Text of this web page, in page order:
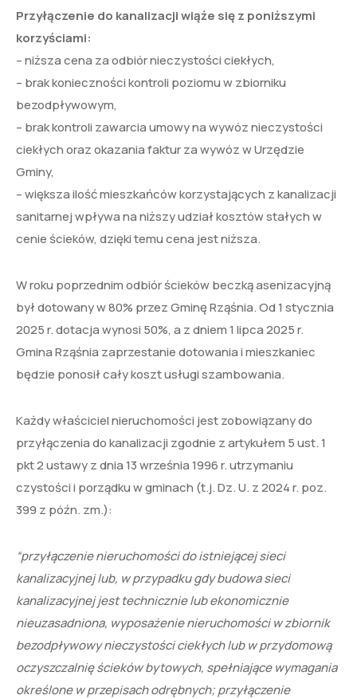
Przyłączenie do kanalizacji wiąże się z poniższymi
korzyściami:
– niższa cena za odbiór nieczystości ciekłych,
– brak konieczności kontroli poziomu w zbiorniku
bezodpływowym,
– brak kontroli zawarcia umowy na wywóz nieczystości
ciekłych oraz okazania faktur za wywóz w Urzędzie
Gminy,
– większa ilość mieszkańców korzystających z kanalizacji
sanitarnej wpływa na niższy udział kosztów stałych w
cenie ścieków, dzięki temu cena jest niższa.
W roku poprzednim odbiór ścieków beczką asenizacyjną
był dotowany w 80% przez Gminę Rząśnia. Od 1 stycznia
2025 r. dotacja wynosi 50%, a z dniem 1 lipca 2025 r.
Gmina Rząśnia zaprzestanie dotowania i mieszkaniec
będzie ponosił cały koszt usługi szambowania.
Każdy właściciel nieruchomości jest zobowiązany do
przyłączenia do kanalizacji zgodnie z artykułem 5 ust. 1
pkt 2 ustawy z dnia 13 września 1996 r. utrzymaniu
czystości i porządku w gminach (t.j. Dz. U. z 2024 r. poz.
399 z późn. zm.):
“przyłączenie nieruchomości do istniejącej sieci
kanalizacyjnej lub, w przypadku gdy budowa sieci
kanalizacyjnej jest technicznie lub ekonomicznie
nieuzasadniona, wyposażenie nieruchomości w zbiornik
bezodpływowy nieczystości ciekłych lub w przydomową
oczyszczalnię ścieków bytowych, spełniające wymagania
określone w przepisach odrębnych; przyłączenie